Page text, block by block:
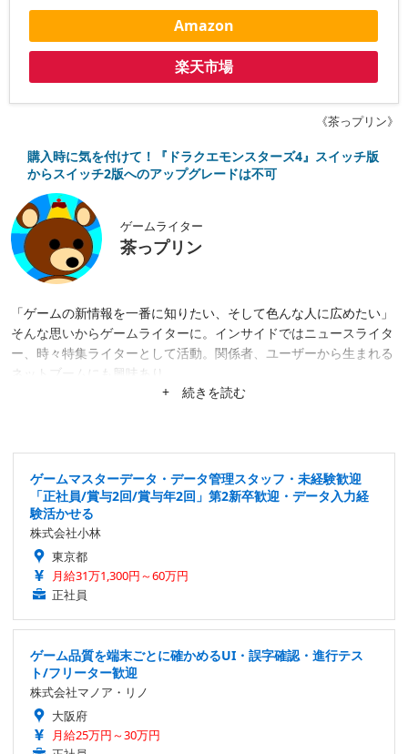
Amazon
楽天市場
《茶っプリン》
購入時に気を付けて！『ドラクエモンスターズ4』スイッチ版
からスイッチ2版へのアップグレードは不可
ゲームライター
茶っプリン
「ゲームの新情報を一番に知りたい、そして色んな人に広めたい」
そんな思いからゲームライターに。インサイドではニュースライタ
ー、時々特集ライターとして活動。関係者、ユーザーから生まれる
ネットブームにも興味あり。
+ 続きを読む
ゲームマスターデータ・データ管理スタッフ・未経験歓迎
「正社員/賞与2回/賞与年2回」第2新卒歓迎・データ入力経
験活かせる
株式会社小林
東京都
月給31万1,300円～60万円
正社員
ゲーム品質を端末ごとに確かめるUI・誤字確認・進行テス
ト/フリーター歓迎
株式会社マノア・リノ
大阪府
月給25万円～30万円